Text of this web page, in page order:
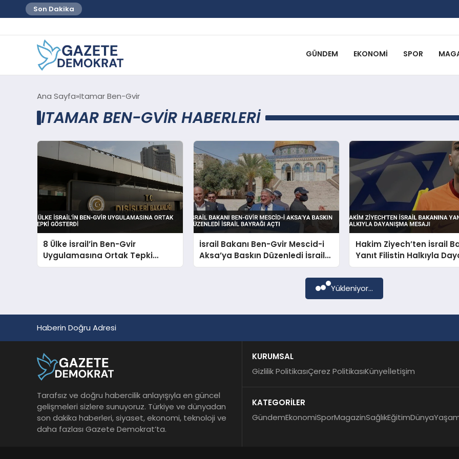
Son Dakika
GÜNDEM EKONOMI SPOR
Ana Sayfa Itamar Ben-Gvir
ITAMAR BEN-GVIR HABERLERI
8 Ülke İsrail’in Ben-Gvir
Uygulamasına Ortak Tepki
Gösterdi
İsrail Bakanı Ben-Gvir Mescid-i
Aksa’ya Baskın Düzenledi İsrail
Bayrağı Açtı
Hakim Ziyech’ten İsrail
Yanıt Filistin Halkıyla
Mesajı
Yükleniyor...
Haberin Doğru Adresi
Tarafsız ve doğru habercilik anlayışıyla en güncel
gelişmeleri sizlere sunuyoruz. Türkiye ve dünyadan
son dakika haberleri, siyaset, ekonomi, teknoloji ve
daha fazlası Gazete Demokrat’ta.
KURUMSAL
Gizlilik PolitikasıÇerez PolitikasıKünyeİletişim
KATEGORİLER
GündemEkonomiSporMagazinSağlıkEğitimDünya